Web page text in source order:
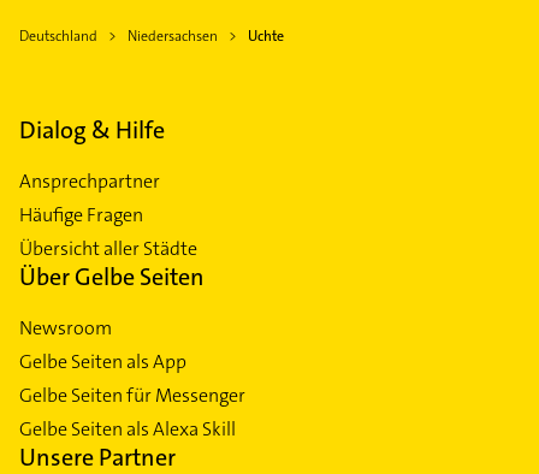
Deutschland Niedersachsen Uchte
Dialog & Hilfe
Ansprechpartner
Häufige Fragen
Übersicht aller Städte
Über Gelbe Seiten
Newsroom
Gelbe Seiten als App
Gelbe Seiten für Messenger
Gelbe Seiten als Alexa Skill
Unsere Partner